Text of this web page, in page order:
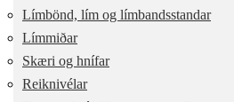
Límbönd, lím og límbandsstandar
Límmiðar
Skæri og hnífar
Reiknivélar